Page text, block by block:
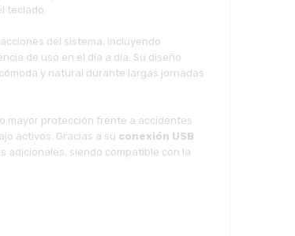
teclado.
del sistema, incluyendo
de uso en el día a día. Su diseño
y natural durante largas jornadas
mayor protección frente a accidentes
activos. Gracias a su conexión USB
adicionales, siendo compatible con la